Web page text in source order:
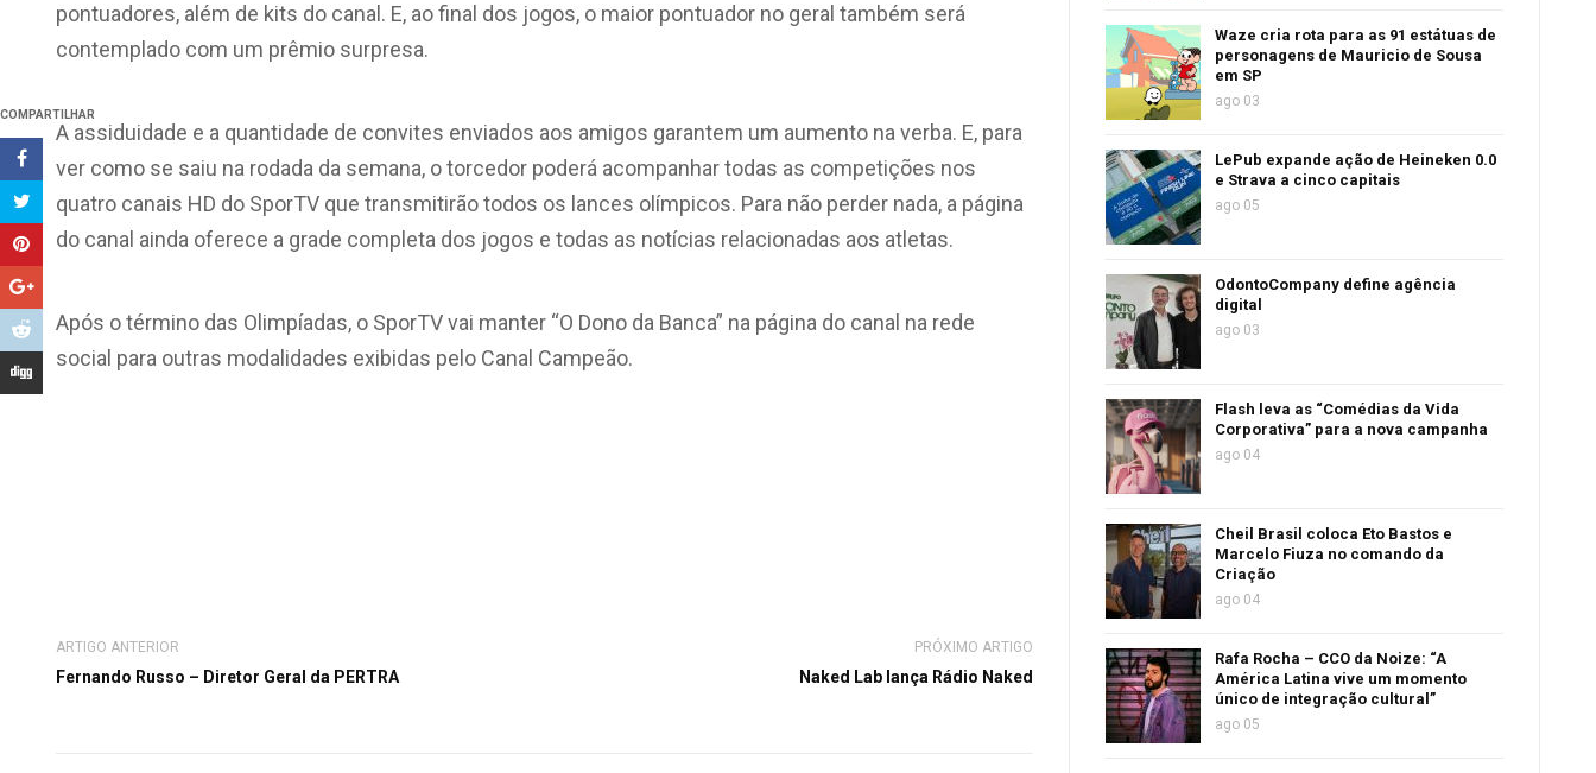
COMPARTILHAR
pontuadores, além de kits do canal. E, ao final dos jogos, o maior pontuador no geral também será
contemplado com um prêmio surpresa.
A assiduidade e a quantidade de convites enviados aos amigos garantem um aumento na verba. E, para
ver como se saiu na rodada da semana, o torcedor poderá acompanhar todas as competições nos
quatro canais HD do SporTV que transmitirão todos os lances olímpicos. Para não perder nada, a página
do canal ainda oferece a grade completa dos jogos e todas as notícias relacionadas aos atletas.
Após o término das Olimpíadas, o SporTV vai manter “O Dono da Banca” na página do canal na rede
social para outras modalidades exibidas pelo Canal Campeão.
ARTIGO ANTERIOR
Fernando Russo – Diretor Geral da PERTRA
PRÓXIMO ARTIGO
Naked Lab lança Rádio Naked
Waze cria rota para as 91 estátuas de
personagens de Mauricio de Sousa
em SP
ago 03
LePub expande ação de Heineken 0.0
e Strava a cinco capitais
ago 05
OdontoCompany define agência
digital
ago 03
Flash leva as “Comédias da Vida
Corporativa” para a nova campanha
ago 04
Cheil Brasil coloca Eto Bastos e
Marcelo Fiuza no comando da
Criação
ago 04
Rafa Rocha – CCO da Noize: “A
América Latina vive um momento
único de integração cultural”
ago 05